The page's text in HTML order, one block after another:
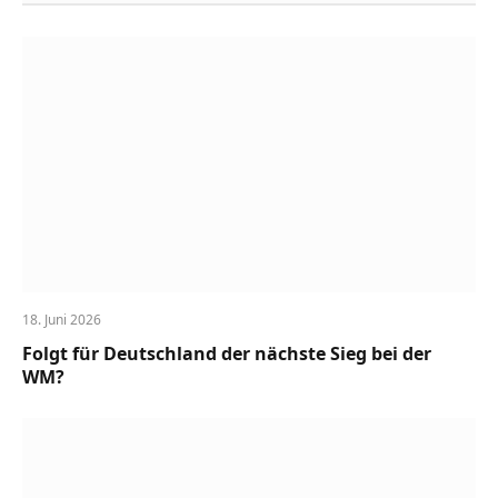
18. Juni 2026
Folgt für Deutschland der nächste Sieg bei der
WM?